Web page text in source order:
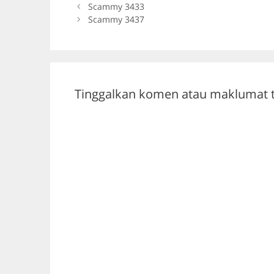
b
Scammy 3433
Scammy 3437
Tinggalkan komen atau maklumat